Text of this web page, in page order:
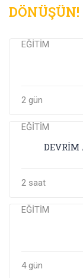
DÖNÜŞÜN!
EĞİTİM
2 gün
EĞİTİM
DEVRİM
2 saat
EĞİTİM
4 gün